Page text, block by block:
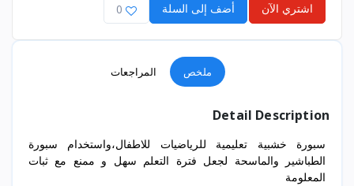
اشتري الآن أضف إلى السلة 0
ملخص المراجعات
Detail Description
سبورة خشبية تعليمية للرياضيات للاطفال،واستخدام سبورة
الطباشير والماسحة لجعل فترة التعلم سهل و ممنع مع ثبات
المعلومة